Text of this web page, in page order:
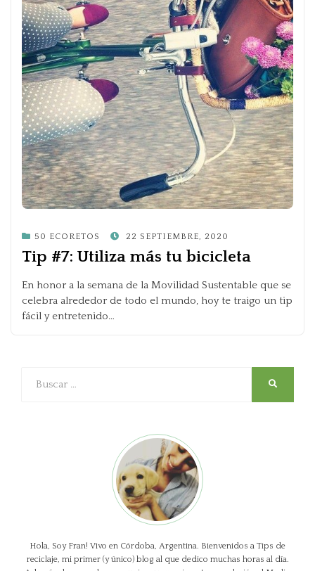
50 ECORETOS
POSTED
22 SEPTIEMBRE, 2020
Tip #7: Utiliza más tu bicicleta
En honor a la semana de la Movilidad Sustentable que se
celebra alrededor de todo el mundo, hoy te traigo un tip
fácil y entretenido…
Hola, Soy Fran! Vivo en Córdoba, Argentina. Bienvenidos a Tips de
reciclaje, mi primer (y único) blog al que dedico muchas horas al día.